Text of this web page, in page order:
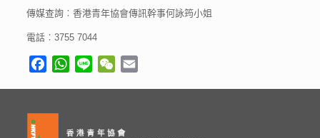
傳媒查詢︰香港青年協會傳訊幹事何詠筠小姐
電話︰3755 7044
FacebookWhatsApp
Line WeChat